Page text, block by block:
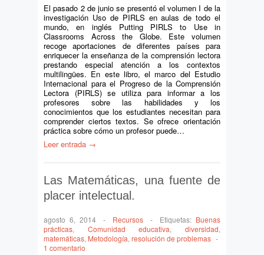
El pasado 2 de junio se presentó el volumen I de la
investigación Uso de PIRLS en aulas de todo el
mundo, en inglés Putting PIRLS to Use in
Classrooms Across the Globe. Este volumen
recoge aportaciones de diferentes países para
enriquecer la enseñanza de la comprensión lectora
prestando especial atención a los contextos
multilingües. En este libro, el marco del Estudio
Internacional para el Progreso de la Comprensión
Lectora (PIRLS) se utiliza para informar a los
profesores sobre las habilidades y los
conocimientos que los estudiantes necesitan para
comprender ciertos textos. Se ofrece orientación
práctica sobre cómo un profesor puede…
Leer entrada →
Las Matemáticas, una fuente de
placer intelectual.
agosto 6, 2014 - Recursos - Etiquetas: Buenas
prácticas, Comunidad educativa,diversidad,
matemáticas, Metodología, resolución de problemas -
1 comentario